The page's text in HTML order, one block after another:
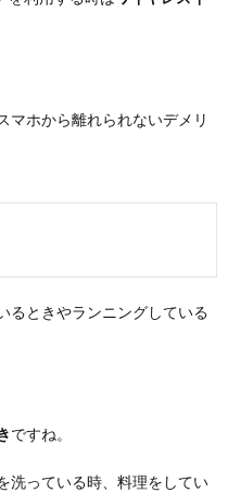
マホから離れられないデメリ
るときやランニングしている
ですね。
洗っている時、料理をしてい